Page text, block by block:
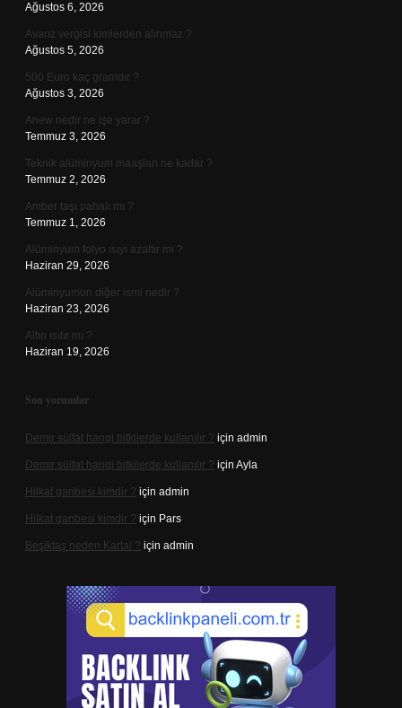
Ağustos 6, 2026
Avarız vergisi kimlerden alınmaz ?
Ağustos 5, 2026
500 Euro kaç gramdır ?
Ağustos 3, 2026
Anew nedir ne işe yarar ?
Temmuz 3, 2026
Teknik alüminyum maaşları ne kadar ?
Temmuz 2, 2026
Amber taşı pahalı mı ?
Temmuz 1, 2026
Alüminyum folyo ısıyı azaltır mı ?
Haziran 29, 2026
Alüminyumun diğer ismi nedir ?
Haziran 23, 2026
Altın ısıtır mı ?
Haziran 19, 2026
Son yorumlar
Demir sülfat hangi bitkilerde kullanılır ? için admin
Demir sülfat hangi bitkilerde kullanılır ? için Ayla
Hilkat garibesi kimdir ? için admin
Hilkat garibesi kimdir ? için Pars
Beşiktaş neden Kartal ? için admin